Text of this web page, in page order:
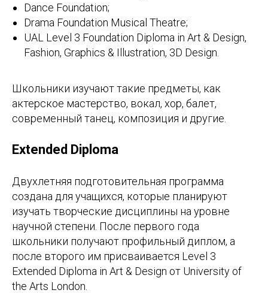
Dance Foundation;
Drama Foundation Musical Theatre;
UAL Level 3 Foundation Diploma in Art & Design,
Fashion, Graphics & Illustration, 3D Design.
Школьники изучают такие предметы, как
актерское мастерство, вокал, хор, балет,
современный танец, композиция и другие.
Extended Diploma
Двухлетняя подготовительная программа
создана для учащихся, которые планируют
изучать творческие дисциплины на уровне
научной степени. После первого года
школьники получают профильный диплом, а
после второго им присваивается Level 3
Extended Diploma in Art & Design от University of
the Arts London.